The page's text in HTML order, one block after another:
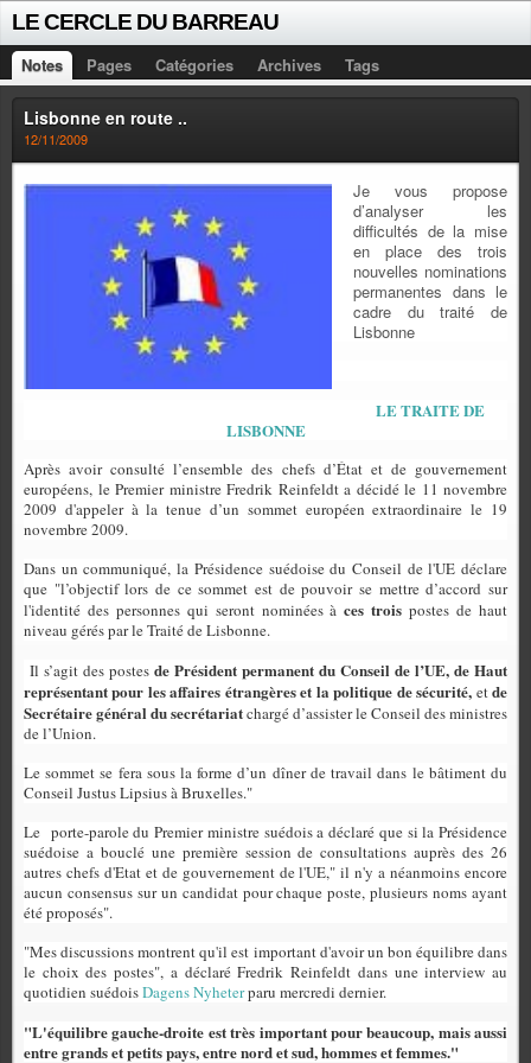
LE CERCLE DU BARREAU
Notes Pages Catégories Archives Tags
Lisbonne en route ..
12/11/2009
Je vous propose
d’analyser les
difficultés de la mise
en place des trois
nouvelles nominations
permanentes dans le
cadre du traité de
Lisbonne
LE TRAITE DE
LISBONNE
Après avoir consulté l’ensemble des chefs d’État et de gouvernement
européens, le Premier ministre Fredrik Reinfeldt a décidé le 11 novembre
2009 d'appeler à la tenue d’un sommet européen extraordinaire le 19
novembre 2009.
Dans un communiqué, la Présidence suédoise du Conseil de l'UE déclare
que "l’objectif lors de ce sommet est de pouvoir se mettre d’accord sur
l'identité des personnes qui seront nominées àces trois postes de haut
niveau gérés par le Traité de Lisbonne.
Il s’agit des postes de Président permanent du Conseil de l’UE, de Haut
représentant pour les affaires étrangères et la politique de sécurité, etde
Secrétaire général du secrétariatchargé d’assister le Conseil des ministres
de l’Union.
Le sommet se fera sous la forme d’un dîner de travail dans le bâtiment du
Conseil Justus Lipsius à Bruxelles."
Le porte-parole du Premier ministre suédois a déclaré que si la Présidence
suédoise a bouclé une première session de consultations auprès des 26
autres chefs d'Etat et de gouvernement de l'UE," il n'y a néanmoins encore
aucun consensus sur un candidat pour chaque poste, plusieurs noms ayant
été proposés".
"Mes discussions montrent qu'il est important d'avoir un bon équilibre dans
le choix des postes", a déclaré Fredrik Reinfeldt dans une interview au
quotidien suédoisDagens Nyheterparu mercredi dernier.
"L'équilibre gauche-droite est très important pour beaucoup, mais aussi
entre grands et petits pays, entre nord et sud, hommes et femmes."